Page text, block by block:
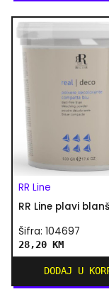
RR Line
RR Line plavi
Šifra: 104697
28,20 KM
DODAJ U